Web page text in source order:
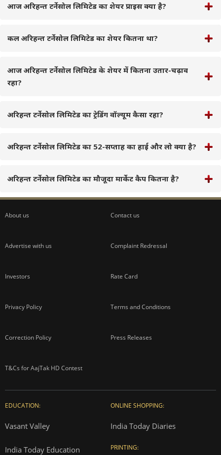
आज अरिहन्त टर्नेसोल लिमिटेड का शेयर प्राइस क्या है?
कल अरिहन्त टर्नेसोल लिमिटेड का शेयर कितना था?
आज अरिहन्त टर्नेसोल लिमिटेड के शेयर में कितना उतार-चढ़ाव
रहा?
अरिहन्त टर्नेसोल लिमिटेड का ट्रेडिंग वॉल्यूम कैसा रहा?
अरिहन्त टर्नेसोल लिमिटेड का 52-सप्ताह का हाई और लो क्या है?
अरिहन्त टर्नेसोल लिमिटेड का मौजूदा मार्केट कैप कितना है?
About us Contact us
Advertise with us Complaint Redressal
Investors Rate Card
Privacy Policy Terms and Conditions
Correction Policy Press Releases
T&Cs for AajTak HD Contest
EDUCATION:
Vasant Valley
India Today Education
ONLINE SHOPPING:
India Today Diaries
PRINTING: